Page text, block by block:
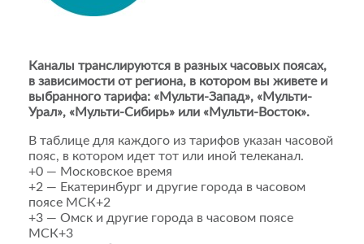
Каналы транслируются в разных часовых поясах,
в зависимости от региона, в котором вы живете и
выбранного тарифа: «Мульти-Запад», «Мульти-
Урал», «Мульти-Сибирь» или «Мульти-Восток».
В таблице для каждого из тарифов указан часовой
пояс, в котором идет тот или иной телеканал.
+0 — Московское время
+2 — Екатеринбург и другие города в часовом
поясе МСК+2
+3 — Омск и другие города в часовом поясе
МСК+3